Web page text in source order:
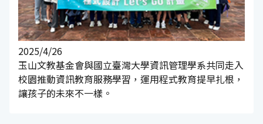
2025/4/26
玉山文教基金會與國立臺灣大學資訊管理學系共同走入
校園推動資訊教育服務學習，運用程式教育提早扎根，
讓孩子的未來不一樣。